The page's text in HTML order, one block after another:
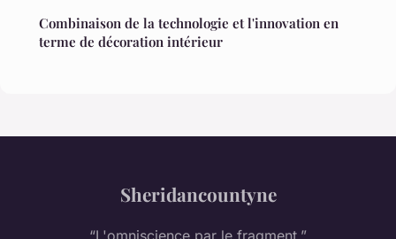
Combinaison de la technologie et l'innovation en
terme de décoration intérieur
Sheridancountyne
“L'omniscience par le fragment.”